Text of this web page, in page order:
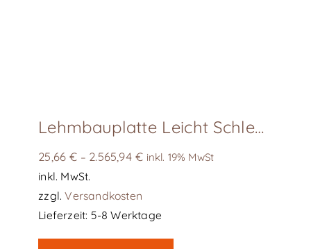
Lehmbauplatte Leicht Schleusner
25,66€ – 2.565,94€ inkl. 19% MwSt
inkl. MwSt.
zzgl.Versandkosten
Lieferzeit: 5-8 Werktage